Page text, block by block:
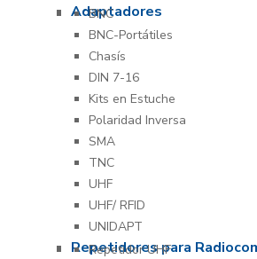
Adaptadores
BNC
BNC-Portátiles
Chasís
DIN 7-16
Kits en Estuche
Polaridad Inversa
SMA
TNC
UHF
UHF/ RFID
UNIDAPT
Repetidores para
Repetidor UHF